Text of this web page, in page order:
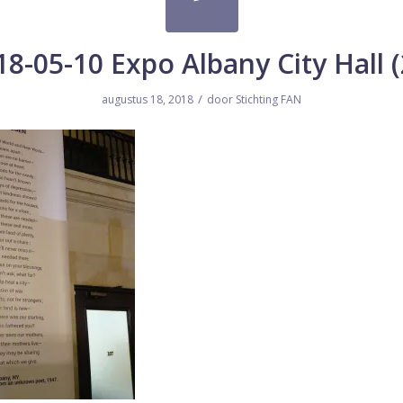
05-10 Expo Albany City Hall
augustus 18, 2018 / door Stichting FAN